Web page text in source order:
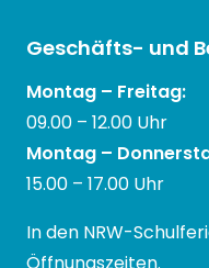
Geschäfts- und
Montag – Freitag:
09.00 – 12.00 Uhr
Montag –
15.00 – 17.00 Uhr
In den NRW-